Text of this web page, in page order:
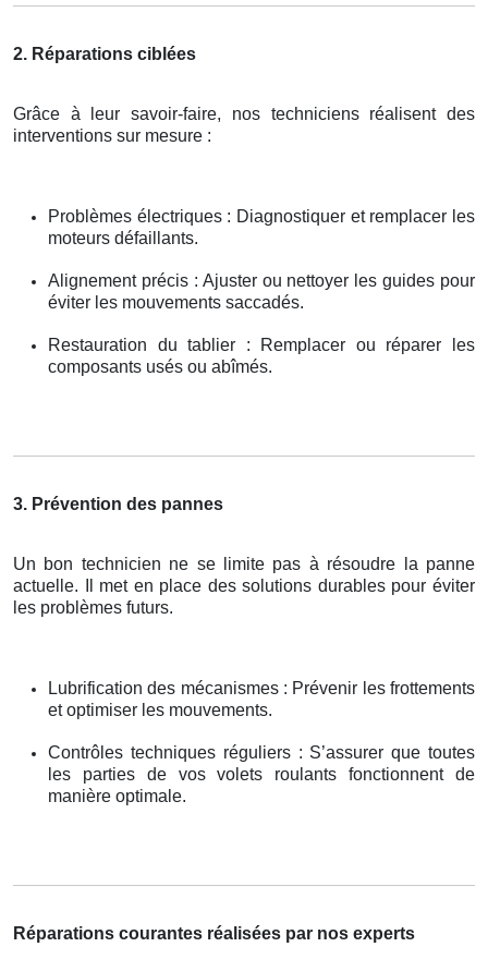
2. Réparations ciblées
Grâce à leur savoir-faire, nos techniciens réalisent des
interventions sur mesure :
Problèmes électriques : Diagnostiquer et remplacer les
moteurs défaillants.
Alignement précis : Ajuster ou nettoyer les guides pour
éviter les mouvements saccadés.
Restauration du tablier : Remplacer ou réparer les
composants usés ou abîmés.
3. Prévention des pannes
Un bon technicien ne se limite pas à résoudre la panne
actuelle. Il met en place des solutions durables pour éviter
les problèmes futurs.
Lubrification des mécanismes : Prévenir les frottements
et optimiser les mouvements.
Contrôles techniques réguliers : S’assurer que toutes
les parties de vos volets roulants fonctionnent de
manière optimale.
Réparations courantes réalisées par nos experts